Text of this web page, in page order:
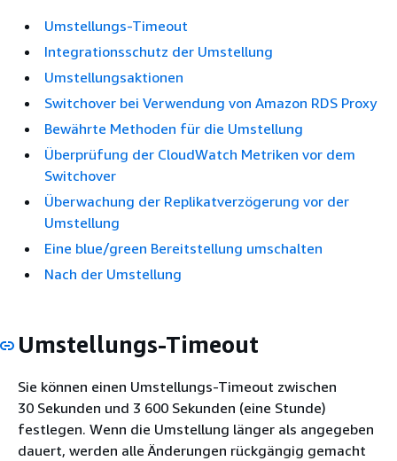
Umstellungs-Timeout
Integrationsschutz der Umstellung
Umstellungsaktionen
Switchover bei Verwendung von Amazon RDS Proxy
Bewährte Methoden für die Umstellung
Überprüfung der CloudWatch Metriken vor dem
Switchover
Überwachung der Replikatverzögerung vor der
Umstellung
Eine blue/green Bereitstellung umschalten
Nach der Umstellung
Umstellungs-Timeout
Sie können einen Umstellungs-Timeout zwischen
30 Sekunden und 3 600 Sekunden (eine Stunde)
festlegen. Wenn die Umstellung länger als angegeben
dauert, werden alle Änderungen rückgängig gemacht